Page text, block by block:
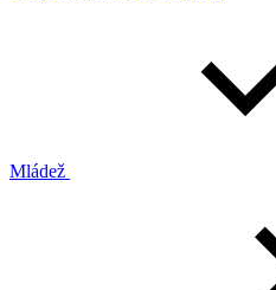
Mládež